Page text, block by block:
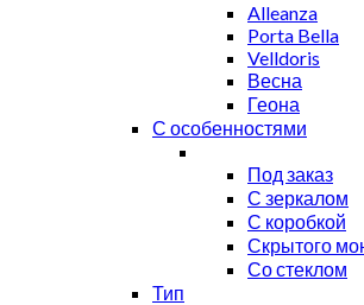
Alleanza
Porta Bella
Velldoris
Весна
Геона
С особенностями
Под заказ
С зеркалом
С коробкой
Скрытого
Со стеклом
Тип